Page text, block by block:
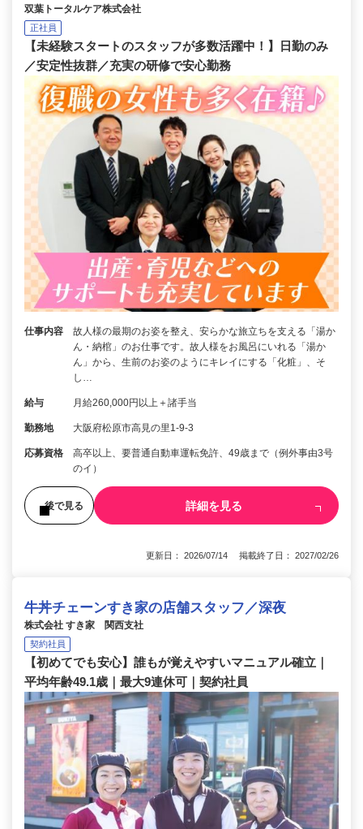
双葉トータルケア株式会社
正社員
【未経験スタートのスタッフが多数活躍中！】日勤のみ
／安定性抜群／充実の研修で安心勤務
仕事内容
故人様の最期のお姿を整え、安らかな旅立ちを支える「湯か
ん・納棺」のお仕事です。故人様をお風呂にいれる「湯か
ん」から、生前のお姿のようにキレイにする「化粧」、そ
し…
給与 月給260,000円以上＋諸手当
勤務地 大阪府松原市高見の里1-9-3
応募資格
高卒以上、要普通自動車運転免許、49歳まで（例外事由3号
のイ）
後で見る 詳細を見る
更新日： 2026/07/14 掲載終了日： 2027/02/26
牛丼チェーンすき家の店舗スタッフ／深夜
株式会社 すき家 関西支社
契約社員
【初めてでも安心】誰もが覚えやすいマニュアル確立｜
平均年齢49.1歳｜最大9連休可｜契約社員